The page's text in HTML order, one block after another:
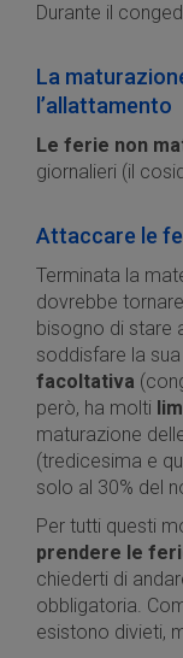
Durante il
La
l’allattamento
Le ferie non
giornalieri (il
Attaccare le
Terminata la
dovrebbe
bisogno di stare
soddisfare la
facoltativa
però, ha molti
maturazione
(tredicesima e
solo al 30% del
Per tutti questi
prendere le
chiederti di
obbligatoria.
esistono divieti,